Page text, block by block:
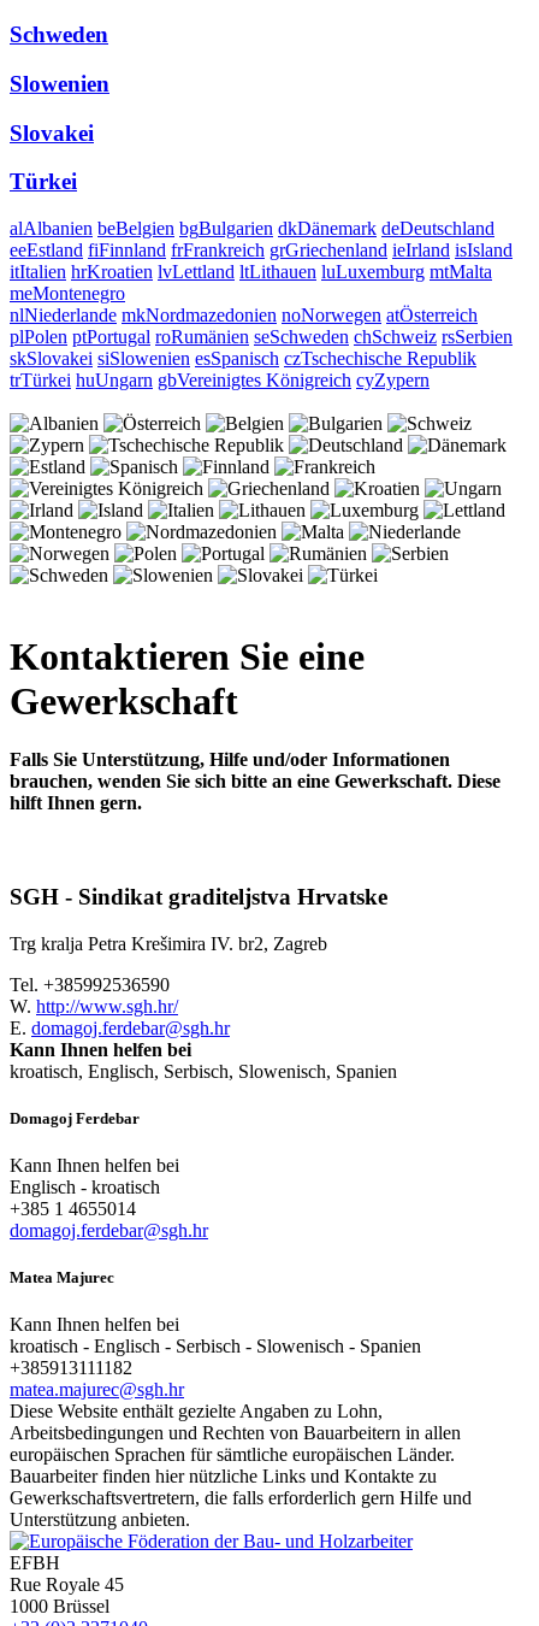
Schweden
Slowenien
Slovakei
Türkei
alAlbanien beBelgien bgBulgarien dkDänemark deDeutschland
eeEstland fiFinnland frFrankreich grGriechenland ieIrland isIsland
itItalien hrKroatien lvLettland ltLithauen luLuxemburg mtMalta
meMontenegro
nlNiederlande mkNordmazedonien noNorwegen atÖsterreich
plPolen ptPortugal roRumänien seSchweden chSchweiz rsSerbien
skSlovakei siSlowenien esSpanisch czTschechische Republik
trTürkei huUngarn gbVereinigtes Königreich cyZypern
Kontaktieren Sie eine
Gewerkschaft
Falls Sie Unterstützung, Hilfe und/oder Informationen
brauchen, wenden Sie sich bitte an eine Gewerkschaft. Diese
hilft Ihnen gern.
SGH - Sindikat graditeljstva Hrvatske
Trg kralja Petra Krešimira IV. br2, Zagreb
Tel. +385992536590
W. http://www.sgh.hr/
E. domagoj.ferdebar@sgh.hr
Kann Ihnen helfen bei
kroatisch, Englisch, Serbisch, Slowenisch, Spanien
Domagoj Ferdebar
Kann Ihnen helfen bei
Englisch - kroatisch
+385 1 4655014
domagoj.ferdebar@sgh.hr
Matea Majurec
Kann Ihnen helfen bei
kroatisch - Englisch - Serbisch - Slowenisch - Spanien
+385913111182
matea.majurec@sgh.hr
Diese Website enthält gezielte Angaben zu Lohn,
Arbeitsbedingungen und Rechten von Bauarbeitern in allen
europäischen Sprachen für sämtliche europäischen Länder.
Bauarbeiter finden hier nützliche Links und Kontakte zu
Gewerkschaftsvertretern, die falls erforderlich gern Hilfe und
Unterstützung anbieten.
EFBH
Rue Royale 45
1000 Brüssel